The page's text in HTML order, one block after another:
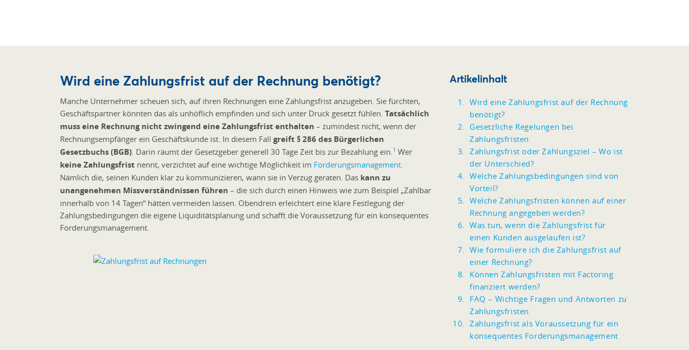
Wird eine Zahlungsfrist auf der Rechnung benötigt?
Manche Unternehmer scheuen sich, auf ihren Rechnungen eine Zahlungsfrist anzugeben. Sie fürchten,
Geschäftspartner könnten das als unhöflich empfinden und sich unter Druck gesetzt fühlen. Tatsächlich
muss eine Rechnung nicht zwingend eine Zahlungsfrist enthalten – zumindest nicht, wenn der
Rechnungsempfänger ein Geschäftskunde ist. In diesem Fall greift § 286 des Bürgerlichen
Gesetzbuchs (BGB) . Darin räumt der Gesetzgeber generell 30 Tage Zeit bis zur Bezahlung ein. 1 Wer
keine Zahlungsfrist nennt, verzichtet auf eine wichtige Möglichkeit im Forderungsmanagement.
Nämlich die, seinen Kunden klar zu kommunizieren, wann sie in Verzug geraten. Das kann zu
unangenehmen Missverständnissen führen – die sich durch einen Hinweis wie zum Beispiel „Zahlbar
innerhalb von 14 Tagen“ hätten vermeiden lassen. Obendrein erleichtert eine klare Festlegung der
Zahlungsbedingungen die eigene Liquiditätsplanung und schafft die Voraussetzung für ein konsequentes
Forderungsmanagement.
Artikelinhalt
Wird eine Zahlungsfrist auf der Rechnung
benötigt?
Gesetzliche Regelungen bei
Zahlungsfristen
Zahlungsfrist oder Zahlungsziel – Wo ist
der Unterschied?
Welche Zahlungsbedingungen sind von
Vorteil?
Welche Zahlungsfristen können auf einer
Rechnung angegeben werden?
Was tun, wenn die Zahlungsfrist für
einen Kunden ausgelaufen ist?
Wie formuliere ich die Zahlungsfrist auf
einer Rechnung?
Können Zahlungsfristen mit Factoring
finanziert werden?
FAQ – Wichtige Fragen und Antworten zu
Zahlungsfristen
Zahlungsfrist als Voraussetzung für ein
konsequentes Forderungsmanagement